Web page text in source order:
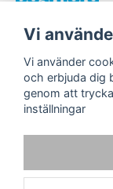
© Copyright
Vi
Vi använder
och erbjuda dig
genom att
inställningar